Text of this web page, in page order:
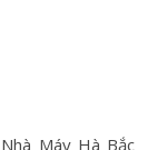
Máy Hà Bắc